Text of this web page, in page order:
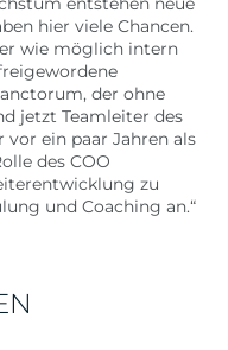
hier viele Chancen.
wie möglich intern
der ohne
jetzt Teamleiter des
vor ein paar Jahren als
des COO
zu
und Coaching an.“